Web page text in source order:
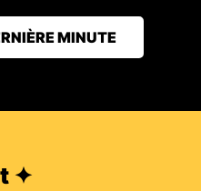
MINUTE
✦